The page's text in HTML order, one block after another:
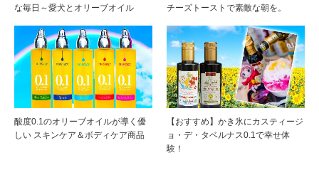
な毎日～愛犬とオリーブオイル
チーズトーストで素敵な朝を。
酸度0.1のオリーブオイルが導く優
しい スキンケア＆ボディケア商品
【おすすめ】かき氷にカスティージ
ョ・デ・タベルナス0.1で幸せ体
験！